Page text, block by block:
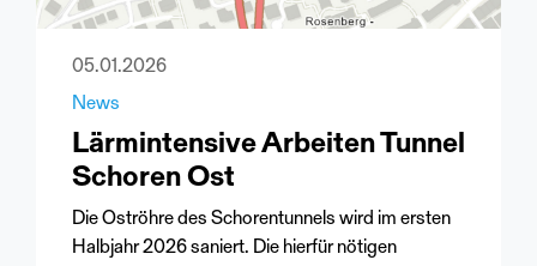
05.01.2026
News
Lärmintensive Arbeiten Tunnel
Schoren Ost
Die Oströhre des Schorentunnels wird im ersten
Halbjahr 2026 saniert. Die hierfür nötigen